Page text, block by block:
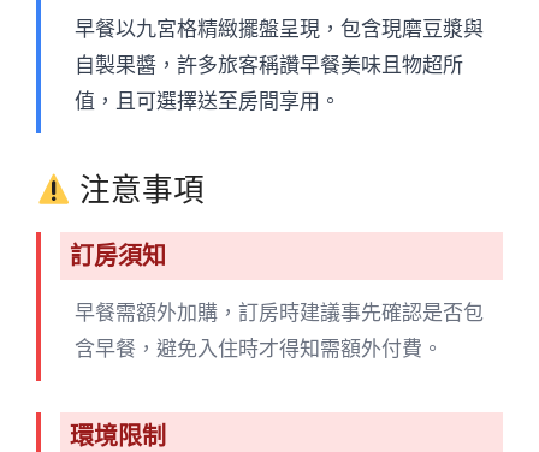
早餐以九宮格精緻擺盤呈現，包含現磨豆漿與
自製果醬，許多旅客稱讚早餐美味且物超所
值，且可選擇送至房間享用。
注意事項
訂房須知
早餐需額外加購，訂房時建議事先確認是否包
含早餐，避免入住時才得知需額外付費。
環境限制